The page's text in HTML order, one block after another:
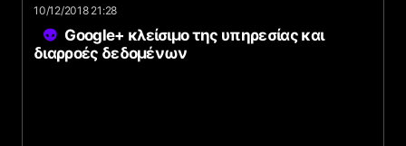
10/12/2018 21:28
Google+ κλείσιμο της υπηρεσίας και
διαρροές δεδομένων